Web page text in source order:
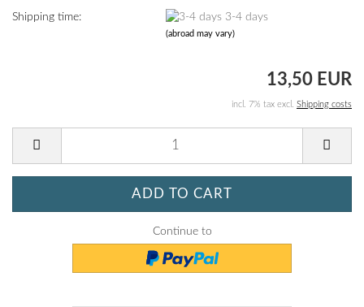
Shipping time: 3-4 days
(abroad may vary)
13,50 EUR
incl. 7% tax excl. Shipping costs
Continue to